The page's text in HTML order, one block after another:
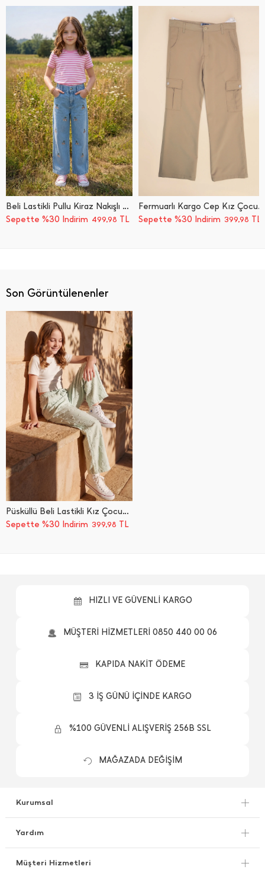
Beli Lastikli Pullu Kiraz Nakışlı Kız Çocuk Pantolon
Sepette %30 İndirim 499,98 TL
Fermuarlı Kargo Cep Kız Çocuk Pantolon
Sepette %30 İndirim 399,98 TL
Son Görüntülenenler
Püsküllü Beli Lastikli Kız Çocuk Palazzo Pantolon
Sepette %30 İndirim 399,98 TL
HIZLI VE GÜVENLİ KARGO
MÜŞTERİ HİZMETLERİ 0850 440 00 06
KAPIDA NAKİT ÖDEME
3 İŞ GÜNÜ İÇİNDE KARGO
%100 GÜVENLİ ALIŞVERİŞ 256B SSL
MAĞAZADA DEĞİŞİM
Kurumsal
Yardım
Müşteri Hizmetleri